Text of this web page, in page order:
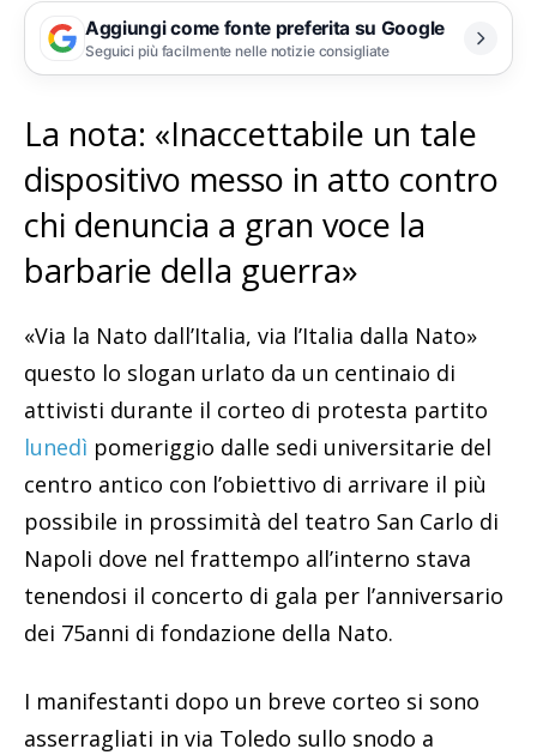
Aggiungi come fonte preferita su Google
Seguici più facilmente nelle notizie consigliate
La nota: «Inaccettabile un tale
dispositivo messo in atto contro
chi denuncia a gran voce la
barbarie della guerra»
«Via la Nato dall’Italia, via l’Italia dalla Nato»
questo lo slogan urlato da un centinaio di
attivisti durante il corteo di protesta partito
lunedì pomeriggio dalle sedi universitarie del
centro antico con l’obiettivo di arrivare il più
possibile in prossimità del teatro San Carlo di
Napoli dove nel frattempo all’interno stava
tenendosi il concerto di gala per l’anniversario
dei 75anni di fondazione della Nato.
I manifestanti dopo un breve corteo si sono
asserragliati in via Toledo sullo snodo a